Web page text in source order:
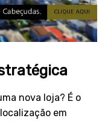
nova loja? É o
em